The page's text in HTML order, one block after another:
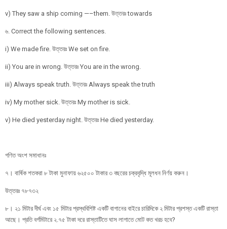
v) They saw a ship coming —–them. উত্তরঃ towards
৬. Correct the following sentences.
i) We made fire. উত্তরঃ We set on fire.
ii) You are in wrong. উত্তরঃ You are in the wrong.
iii) Always speak truth. উত্তরঃ Always speak the truth
iv) My mother sick. উত্তরঃ My mother is sick.
v) He died yesterday night. উত্তরঃ He died yesterday.
গণিত অংশ সমাধানঃ
৭। বার্ষিক শতকরা ৮ টাকা মুনাফায় ৬২৫০০ টাকার ৩ বছরের চক্রবৃদ্ধি মূলধন নির্ণয় করুন।
উত্তরঃ ৭৮৭৩২
৮। ২১ মিটার দীর্ঘ এবং ১৫ মিটার প্রস্থবিশিষ্ট একটি বাগানের বাইরে চারিদিকে ২ মিটার প্রশস্ত একটি রাস্তা
আছে। প্রতি বর্গমিটারে ২.৭৫ টাকা দরে রাস্তাটিতে ঘাস লাগাতে মােট কত খরচ হবে?